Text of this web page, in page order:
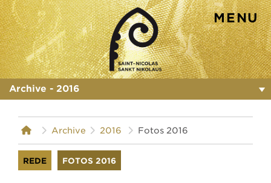
st-nicolas.ch
MENU
Archive - 2016
Archive 2016 Fotos 2016
REDE FOTOS 2016